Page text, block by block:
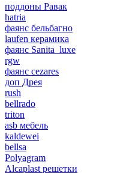
поддоны Равак
hatria
фаянс бельбагно
laufen керамика
фаянс Sanita_luxe
rgw
фаянс cezares
доп Дрея
rush
bellrado
triton
asb мебель
kaldewei
bellsa
Polyagram
Alcaplast решетки